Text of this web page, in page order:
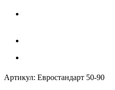
Артикул: Евростандарт 50-90